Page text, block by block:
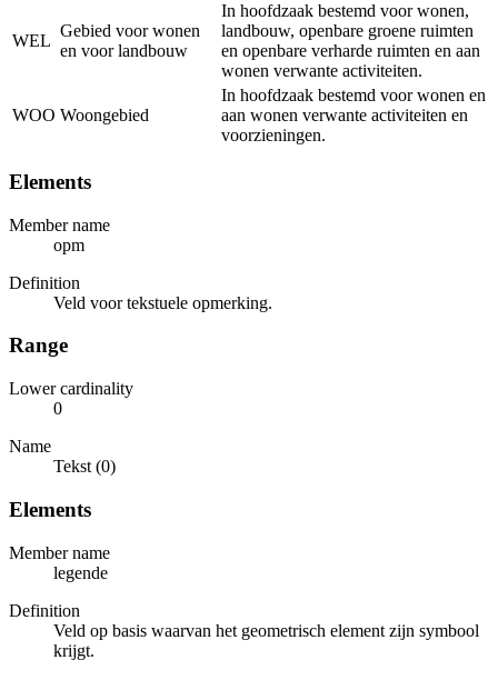
WEL
Gebied voor wonen
en voor landbouw
In hoofdzaak bestemd voor wonen,
landbouw, openbare groene ruimten
en openbare verharde ruimten en aan
wonen verwante activiteiten.
WOO Woongebied
In hoofdzaak bestemd voor wonen en
aan wonen verwante activiteiten en
voorzieningen.
Elements
Member name
opm
Definition
Veld voor tekstuele opmerking.
Range
Lower cardinality
0
Name
Tekst (0)
Elements
Member name
legende
Definition
Veld op basis waarvan het geometrisch element zijn symbool
krijgt.